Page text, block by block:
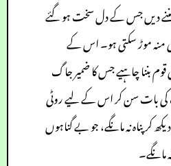
دیں جس کے دل سخت ہو گئے
منہ موڑ سکتی ہو۔ اس کے
بننا چاہیے جس کا ضمیر جاگ
کی بات سن کر اس کے لیے روٹی
کر پناہ نہ مانگے، جو بے گناہوں
مانگے۔